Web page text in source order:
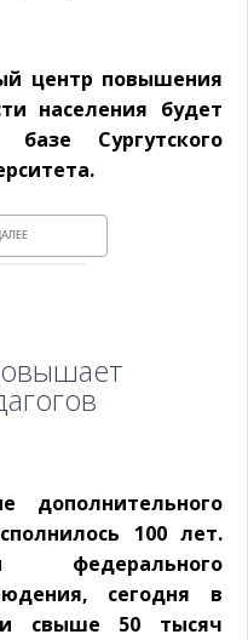
центр повышения
населения будет
Сургутского
дополнительного
100 лет.
федерального
сегодня в
свыше 50 тысяч